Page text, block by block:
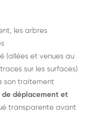
les arbres
(allées et venues au
sur les surfaces)
son traitement
déplacement et
transparente avant